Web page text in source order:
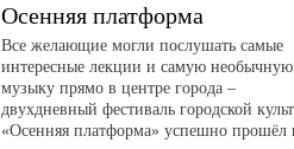
Осенняя платформа
Все желающие могли послушать самые
интересные лекции и самую необычную
музыку прямо в центре города –
двухдневный фестиваль городской
«Осенняя платформа» успешно прошёл